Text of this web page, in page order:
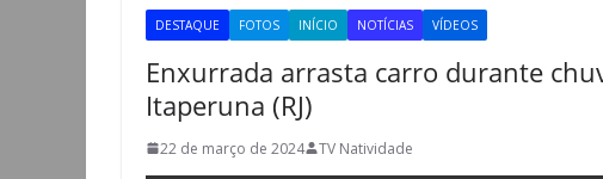
DESTAQUE FOTOS INÍCIO NOTÍCIAS VÍDEOS
Enxurrada arrasta carro durante
Itaperuna (RJ)
22 de março de 2024 TV Natividade